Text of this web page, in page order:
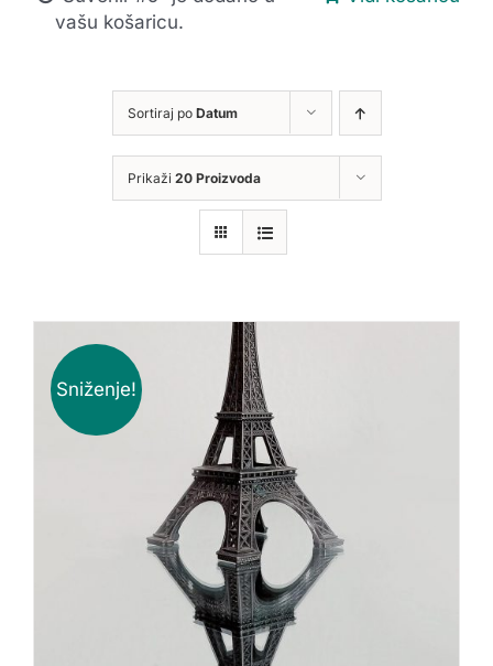
vašu košaricu.
Sortiraj po Datum
Prikaži 20 Proizvoda
Sniženje!